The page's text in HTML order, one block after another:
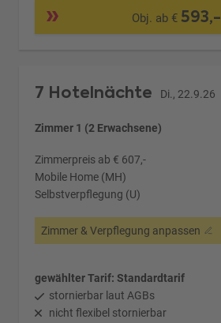
Obj. ab € 593,-
7 Hotelnächte Di., 22.9.26
Zimmer 1 (2 Erwachsene)
Zimmerpreis ab € 607,-
Mobile Home (MH)
Selbstverpflegung (U)
Zimmer & Verpflegung anpassen
gewählter Tarif: Standardtarif
stornierbar laut AGBs
nicht flexibel stornierbar